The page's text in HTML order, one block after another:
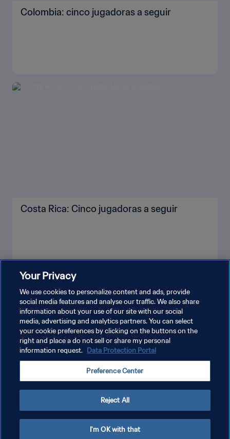
Colombia: cinco jugadoras a seguir
Costa Rica: Cinco jugadoras a seguir
VER MÁS
POLÍTICA DE PRIVACIDAD
TÉRMINOS DE SERVICIO
AJUSTAR LA CONFIGURACIÓN DE LAS COOKIES
Your Privacy
We use cookies to personalize content and ads, provide
social media features and analyse our traffic. We also share
information about your use of our site with our social
media, advertising and analytics partners. You can select
your cookie preferences by clicking on the buttons on the
right and place a do not sell or share my personal
information request. Data Protection Portal
Preference Center
Reject All
I'm OK with that